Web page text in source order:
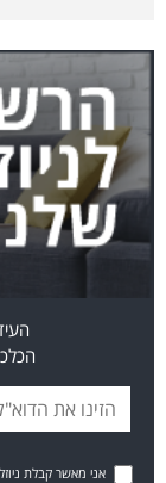
ניוזלטרים
מייל
אדום
אחרינו:
אני מאשר קבלת